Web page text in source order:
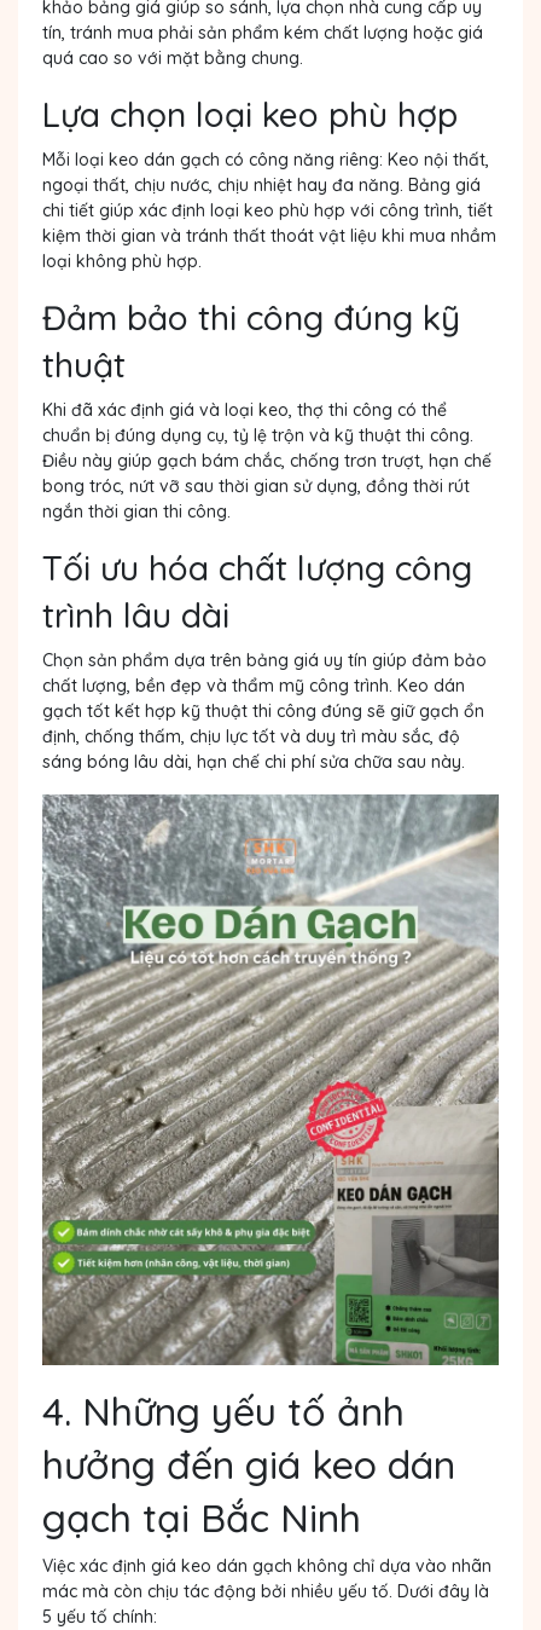
khảo bảng giá giúp so sánh, lựa chọn nhà cung cấp uy
tín, tránh mua phải sản phẩm kém chất lượng hoặc giá
quá cao so với mặt bằng chung.
Lựa chọn loại keo phù hợp
Mỗi loại keo dán gạch có công năng riêng: Keo nội thất,
ngoại thất, chịu nước, chịu nhiệt hay đa năng. Bảng giá
chi tiết giúp xác định loại keo phù hợp với công trình, tiết
kiệm thời gian và tránh thất thoát vật liệu khi mua nhầm
loại không phù hợp.
Đảm bảo thi công đúng kỹ
thuật
Khi đã xác định giá và loại keo, thợ thi công có thể
chuẩn bị đúng dụng cụ, tỷ lệ trộn và kỹ thuật thi công.
Điều này giúp gạch bám chắc, chống trơn trượt, hạn chế
bong tróc, nứt vỡ sau thời gian sử dụng, đồng thời rút
ngắn thời gian thi công.
Tối ưu hóa chất lượng công
trình lâu dài
Chọn sản phẩm dựa trên bảng giá uy tín giúp đảm bảo
chất lượng, bền đẹp và thẩm mỹ công trình. Keo dán
gạch tốt kết hợp kỹ thuật thi công đúng sẽ giữ gạch ổn
định, chống thấm, chịu lực tốt và duy trì màu sắc, độ
sáng bóng lâu dài, hạn chế chi phí sửa chữa sau này.
4. Những yếu tố ảnh
hưởng đến giá keo dán
gạch tại Bắc Ninh
Việc xác định giá keo dán gạch không chỉ dựa vào nhãn
mác mà còn chịu tác động bởi nhiều yếu tố. Dưới đây là
5 yếu tố chính: